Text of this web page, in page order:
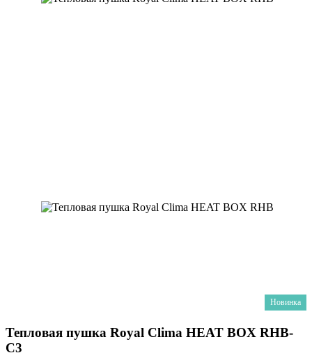
Новинка
Тепловая пушка Royal Clima HEAT BOX RHB-
C3